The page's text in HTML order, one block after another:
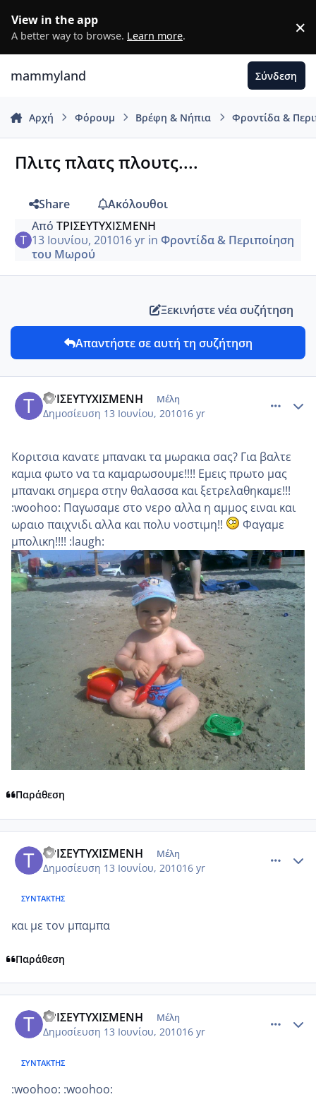
View in the app
A better way to browse. Learn more. ×
mammyland Σύνδεση
Αρχή Φόρουμ Βρέφη & Νήπια Φροντίδα &
Πλιτς πλατς πλουτς....
Share
Ακόλουθοι
Από ΤΡΙΣΕΥΤΥΧΙΣΜΕΝΗ
13 Ιουνίου, 201016 yrin Φροντίδα & Περιποίηση
του Μωρού
Ξεκινήστε νέα συζήτηση
Απαντήστε σε αυτή τη συζήτηση
ΤΡΙΣΕΥΤΥΧΙΣΜΕΝΗ Μέλη
Δημοσίευση 13 Ιουνίου, 201016 yr
Κοριτσια κανατε μπανακι τα μωρακια σας? Για βαλτε
καμια φωτο να τα καμαρωσουμε!!!! Εμεις πρωτο μας
μπανακι σημερα στην θαλασσα και ξετρελαθηκαμε!!!
:woohoo: Παγωσαμε στο νερο αλλα η αμμος ειναι και
ωραιο παιχνιδι αλλα και πολυ νοστιμη!!
Φαγαμε
μπολικη!!!! :laugh:
Παράθεση
ΤΡΙΣΕΥΤΥΧΙΣΜΕΝΗ Μέλη
Δημοσίευση 13 Ιουνίου, 201016 yr
ΣΥΝΤΆΚΤΗΣ
και με τον μπαμπα
Παράθεση
ΤΡΙΣΕΥΤΥΧΙΣΜΕΝΗ Μέλη
Δημοσίευση 13 Ιουνίου, 201016 yr
ΣΥΝΤΆΚΤΗΣ
:woohoo: :woohoo: